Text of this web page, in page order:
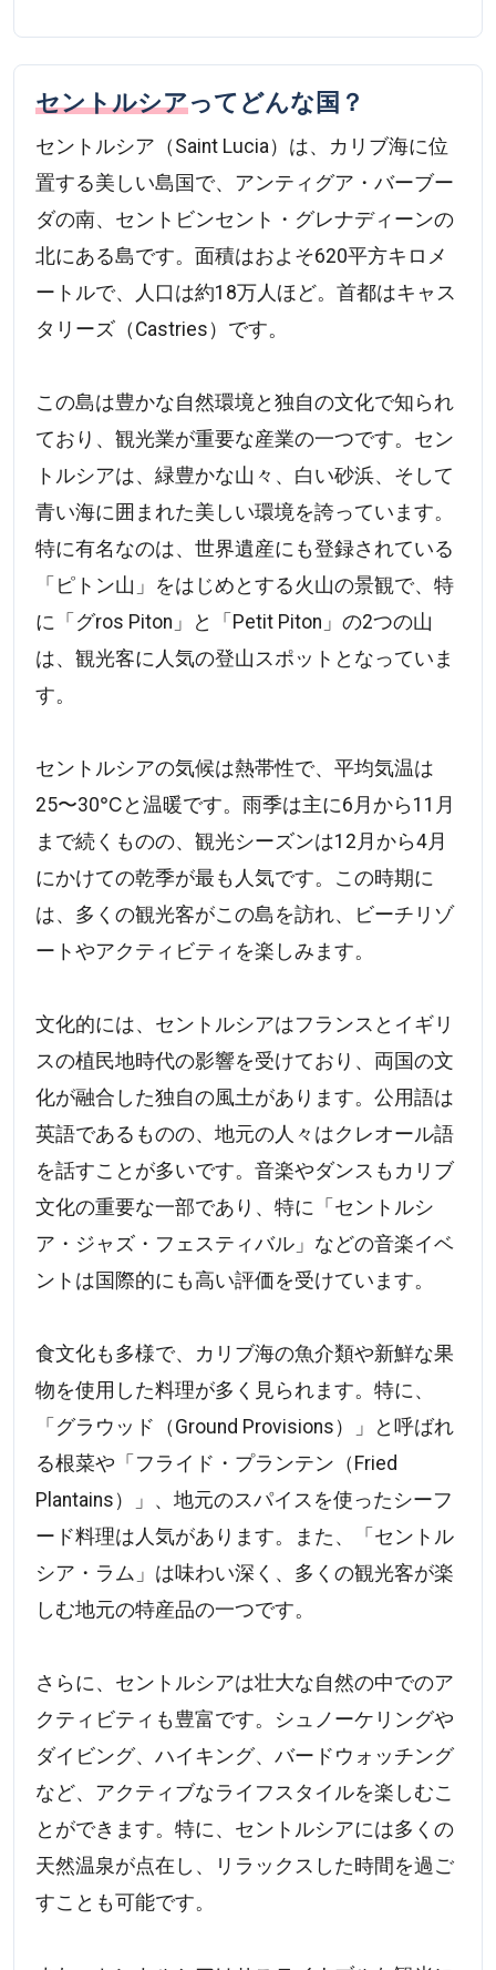
セントルシアってどんな国？
セントルシア（Saint Lucia）は、カリブ海に位
置する美しい島国で、アンティグア・バーブー
ダの南、セントビンセント・グレナディーンの
北にある島です。面積はおよそ620平方キロメ
ートルで、人口は約18万人ほど。首都はキャス
タリーズ（Castries）です。
この島は豊かな自然環境と独自の文化で知られ
ており、観光業が重要な産業の一つです。セン
トルシアは、緑豊かな山々、白い砂浜、そして
青い海に囲まれた美しい環境を誇っています。
特に有名なのは、世界遺産にも登録されている
「ピトン山」をはじめとする火山の景観で、特
に「グros Piton」と「Petit Piton」の2つの山
は、観光客に人気の登山スポットとなっていま
す。
セントルシアの気候は熱帯性で、平均気温は
25〜30℃と温暖です。雨季は主に6月から11月
まで続くものの、観光シーズンは12月から4月
にかけての乾季が最も人気です。この時期に
は、多くの観光客がこの島を訪れ、ビーチリゾ
ートやアクティビティを楽しみます。
文化的には、セントルシアはフランスとイギリ
スの植民地時代の影響を受けており、両国の文
化が融合した独自の風土があります。公用語は
英語であるものの、地元の人々はクレオール語
を話すことが多いです。音楽やダンスもカリブ
文化の重要な一部であり、特に「セントルシ
ア・ジャズ・フェスティバル」などの音楽イベ
ントは国際的にも高い評価を受けています。
食文化も多様で、カリブ海の魚介類や新鮮な果
物を使用した料理が多く見られます。特に、
「グラウッド（Ground Provisions）」と呼ばれ
る根菜や「フライド・プランテン（Fried
Plantains）」、地元のスパイスを使ったシーフ
ード料理は人気があります。また、「セントル
シア・ラム」は味わい深く、多くの観光客が楽
しむ地元の特産品の一つです。
さらに、セントルシアは壮大な自然の中でのア
クティビティも豊富です。シュノーケリングや
ダイビング、ハイキング、バードウォッチング
など、アクティブなライフスタイルを楽しむこ
とができます。特に、セントルシアには多くの
天然温泉が点在し、リラックスした時間を過ご
すことも可能です。